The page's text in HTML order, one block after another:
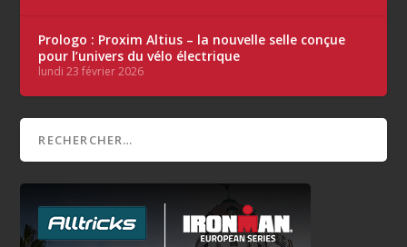
Prologo : Proxim Altius – la nouvelle selle conçue
pour l’univers du vélo électrique
lundi 23 février 2026